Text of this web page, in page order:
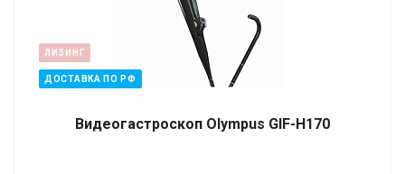
ЛИЗИНГ
ДОСТАВКА ПО РФ
Видеогастроскоп Olympus GIF-H170